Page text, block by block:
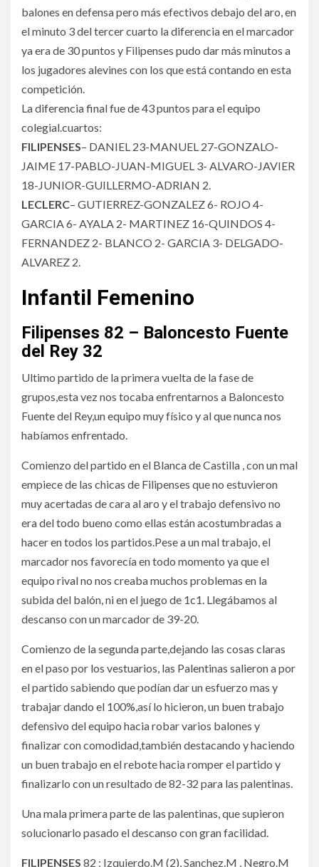
balones en defensa pero más efectivos debajo del aro, en
el minuto 3 del tercer cuarto la diferencia en el marcador
ya era de 30 puntos y Filipenses pudo dar más minutos a
los jugadores alevines con los que está contando en esta
competición.
La diferencia final fue de 43 puntos para el equipo
colegial.cuartos:
FILIPENSES– DANIEL 23-MANUEL 27-GONZALO-
JAIME 17-PABLO-JUAN-MIGUEL 3- ALVARO-JAVIER
18-JUNIOR-GUILLERMO-ADRIAN 2.
LECLERC– GUTIERREZ-GONZALEZ 6- ROJO 4-
GARCIA 6- AYALA 2- MARTINEZ 16-QUINDOS 4-
FERNANDEZ 2- BLANCO 2- GARCIA 3- DELGADO-
ALVAREZ 2.
Infantil Femenino
Filipenses 82 – Baloncesto Fuente
del Rey 32
Ultimo partido de la primera vuelta de la fase de
grupos,esta vez nos tocaba enfrentarnos a Baloncesto
Fuente del Rey,un equipo muy físico y al que nunca nos
habíamos enfrentado.
Comienzo del partido en el Blanca de Castilla , con un mal
empiece de las chicas de Filipenses que no estuvieron
muy acertadas de cara al aro y el trabajo defensivo no
era del todo bueno como ellas están acostumbradas a
hacer en todos los partidos.Pese a un mal trabajo, el
marcador nos favorecía en todo momento ya que el
equipo rival no nos creaba muchos problemas en la
subida del balón, ni en el juego de 1c1. Llegábamos al
descanso con un marcador de 39-20.
Comienzo de la segunda parte,dejando las cosas claras
en el paso por los vestuarios, las Palentinas salieron a por
el partido sabiendo que podían dar un esfuerzo mas y
trabajar dando el 100%,así lo hicieron, un buen trabajo
defensivo del equipo hacia robar varios balones y
finalizar con comodidad,también destacando y haciendo
un buen trabajo en el rebote hacia romper el partido y
finalizarlo con un resultado de 82-32 para las palentinas.
Una mala primera parte de las palentinas, que supieron
solucionarlo pasado el descanso con gran facilidad.
FILIPENSES 82 : Izquierdo.M (2), Sanchez.M , Negro.M